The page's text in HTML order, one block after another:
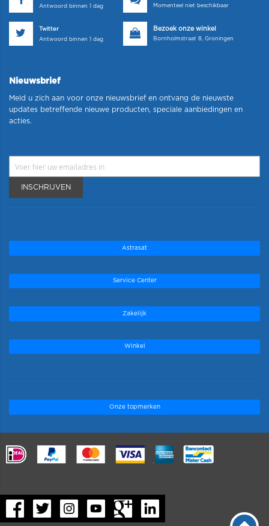
Antwoord binnen 1 dag
Momenteel niet beschikbaar
Twitter
Antwoord binnen 1 dag
Bezoek onze winkel
Bornholmstraat 8, Groningen
Nieuwsbrief
Meld u zich aan voor onze nieuwsbrief en ontvang de nieuwste
updates betreffende nieuwe producten, speciale aanbiedingen en
acties.
INSCHRIJVEN
Astrasat
Service Center
Zakelijk
Winkel
Onze topmerken
.